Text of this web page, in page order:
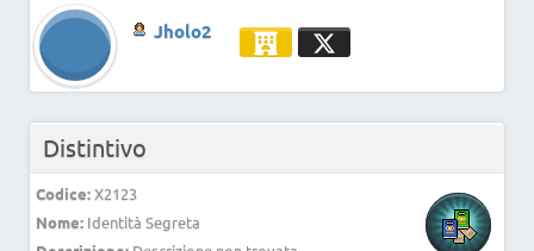
Jholo2
Distintivo
Codice:X2123
Nome: Identità Segreta